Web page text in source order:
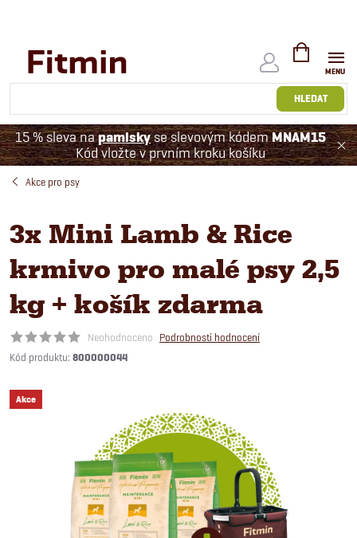
HLEDAT
NÁKUPNÍ
KOŠÍK
15 % sleva napamlskyse slevovým kódemMNAM15
Kód vložte v prvním kroku košíku
Akce pro psy
3x Mini Lamb & Rice
krmivo pro malé psy 2,5
kg + košík zdarma
Neohodnoceno
Podrobnosti hodnocení
Kód produktu: 800000044
Akce